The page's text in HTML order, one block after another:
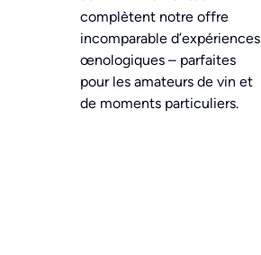
complètent notre offre
incomparable d’expériences
œnologiques – parfaites
pour les amateurs de vin et
de moments particuliers.